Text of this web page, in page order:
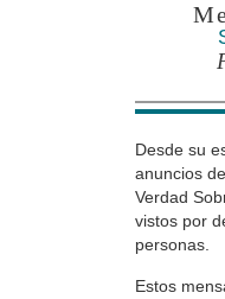
Desde su
anuncios
Verdad
vistos por
personas.
Estos